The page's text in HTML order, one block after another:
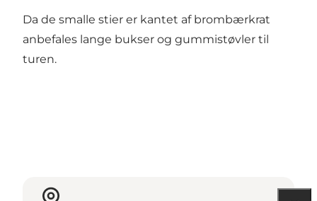
Da de smalle stier er kantet af brombærkrat
anbefales lange bukser og gummistøvler til
turen.